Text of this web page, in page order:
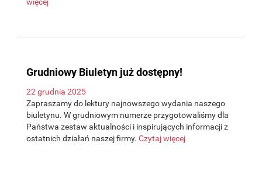
Grudniowy Biuletyn już dostępny!
22 grudnia 2025
Zapraszamy do lektury najnowszego wydania naszego
biuletynu. W grudniowym numerze przygotowaliśmy dla
Państwa zestaw aktualności i inspirujących informacji z
ostatnich działań naszej firmy. Czytaj więcej